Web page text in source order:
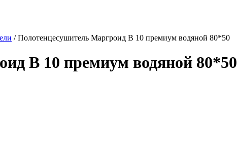
/Полотенцесушитель Маргроид В 10 премиум водяной 80*50
В 10 премиум водяной 80*50